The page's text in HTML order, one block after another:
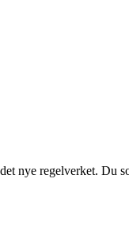
nye regelverket. Du